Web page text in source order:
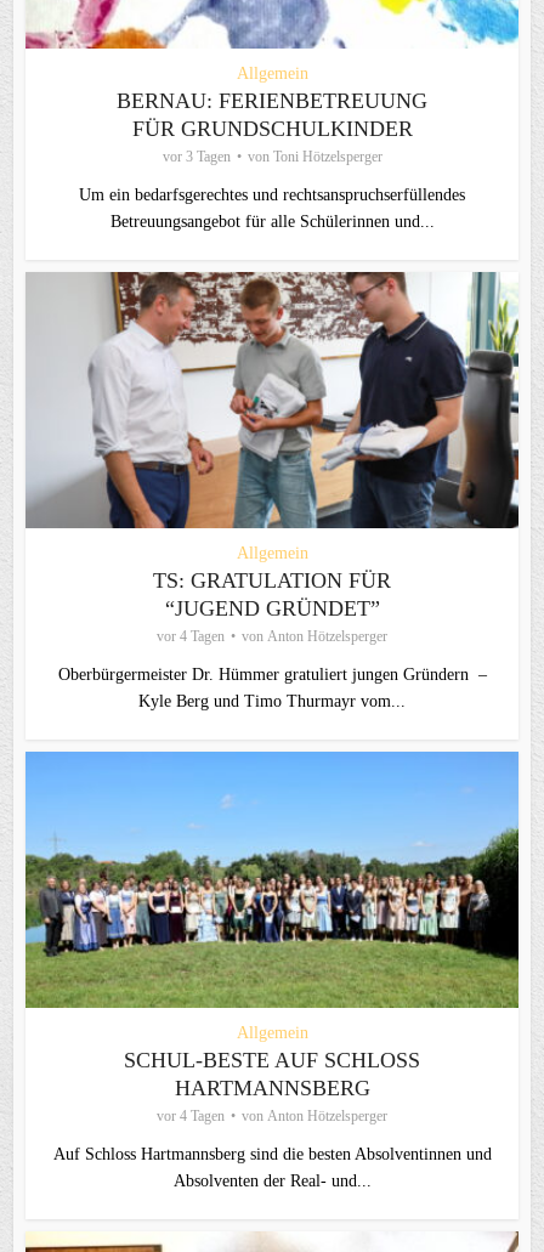
Allgemein
BERNAU: FERIENBETREUUNG
FÜR GRUNDSCHULKINDER
vor 3 Tagen von Toni Hötzelsperger
Um ein bedarfsgerechtes und rechtsanspruchserfüllendes
Betreuungsangebot für alle Schülerinnen und...
Allgemein
TS: GRATULATION FÜR
“JUGEND GRÜNDET”
vor 4 Tagen von Anton Hötzelsperger
Oberbürgermeister Dr. Hümmer gratuliert jungen Gründern –
Kyle Berg und Timo Thurmayr vom...
Allgemein
SCHUL-BESTE AUF SCHLOSS
HARTMANNSBERG
vor 4 Tagen von Anton Hötzelsperger
Auf Schloss Hartmannsberg sind die besten Absolventinnen und
Absolventen der Real- und...